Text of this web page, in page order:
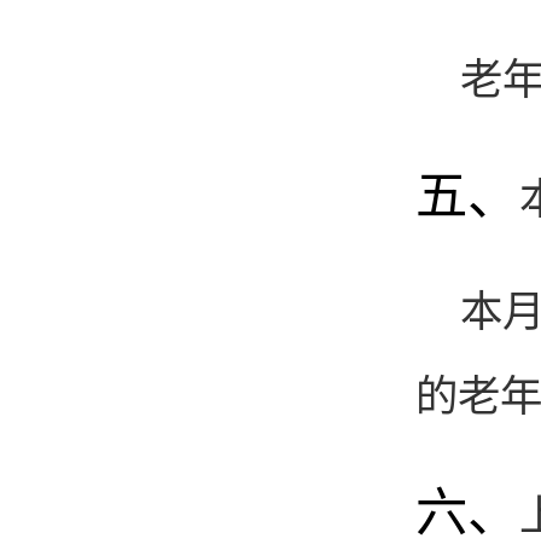
老
五、
本
的老
六、